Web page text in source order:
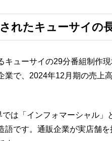
れたキューサイの
ューサイの29分番組制作
業で、2024年12月期の売上
は「インフォマーシャル」
語です。通販企業が実店舗